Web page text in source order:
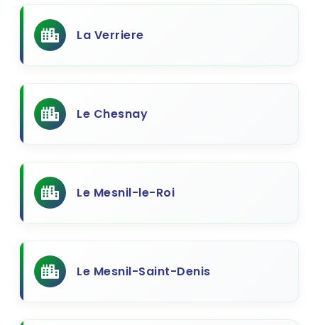
La Verriere
Le Chesnay
Le Mesnil-le-Roi
Le Mesnil-Saint-Denis